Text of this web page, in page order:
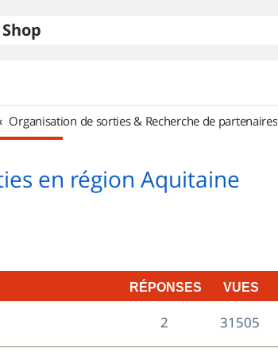
Shop
Organisation de sorties & Recherche de partenaires
en région Aquitaine
RÉPONSES VUES
2R
é
31505V
u